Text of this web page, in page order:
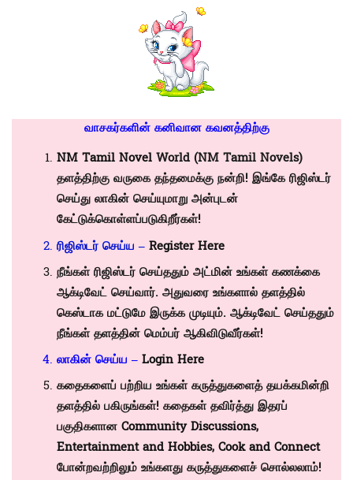
வாசகர்களின் கனிவான கவனத்திற்கு
NM Tamil NovelWorld (NM Tamil Novels)
தளத்திற்கு வருகை தந்தமைக்கு நன்றி! இங்கே ரிஜிஸ்டர்
செய்து லாகின் செய்யுமாறு அன்புடன்
கேட்டுக்கொள்ளப்படுகிறீர்கள்!
ரிஜிஸ்டர் செய்ய –Register Here
நீங்கள் ரிஜிஸ்டர் செய்ததும் அட்மின் உங்கள் கணக்கை
ஆக்டிவேட் செய்வார். அதுவரை உங்களால் தளத்தில்
கெஸ்டாக மட்டுமே இருக்க முடியும். ஆக்டிவேட் செய்ததும்
நீங்கள் தளத்தின் மெம்பர் ஆகிவிடுவீர்கள்!
லாகின் செய்ய –Login Here
கதைகளைப் பற்றிய உங்கள் கருத்துகளைத் தயக்கமின்றி
தளத்தில் பகிருங்கள்! கதைகள் தவிர்த்து இதரப்
பகுதிகளானCommunity Discussions,
Entertainment and Hobbies,Cook and Connect
போன்றவற்றிலும் உங்களது கருத்துகளைச் சொல்லலாம்!